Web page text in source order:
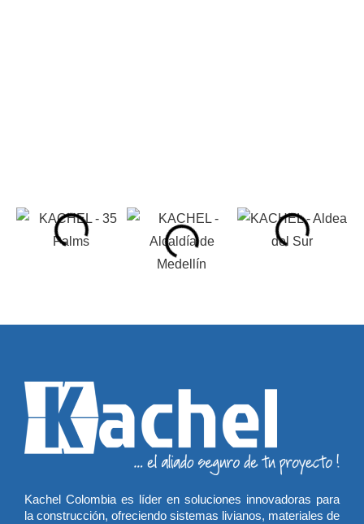
Kachel Colombia es líder en soluciones innovadoras para
la construcción, ofreciendo sistemas livianos, materiales de